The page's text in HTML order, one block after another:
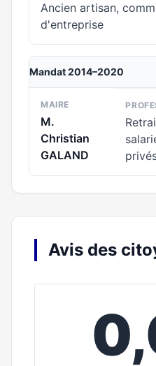
Ancien artisan,
d'entreprise
Mandat 2014–2020
MAIRE
M.
Christian
GALAND
Avis des